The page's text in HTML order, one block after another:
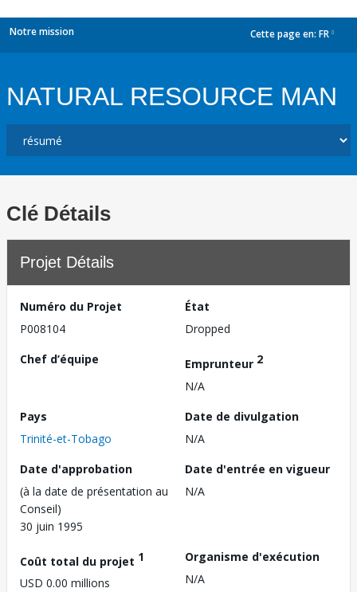
Notre mission Cette page en: FR
NATURAL RESOURCE MAN
Clé Détails
Projet Détails
Numéro du Projet
P008104
État
Dropped
Chef d’équipe
Emprunteur 2
N/A
Pays
Trinité-et-Tobago
Date de divulgation
N/A
Date d'approbation
(à la date de présentation au
Conseil)
30 juin 1995
Date d'entrée en vigueur
N/A
Coût total du projet 1
USD 0.00 millions
Organisme d'exécution
N/A